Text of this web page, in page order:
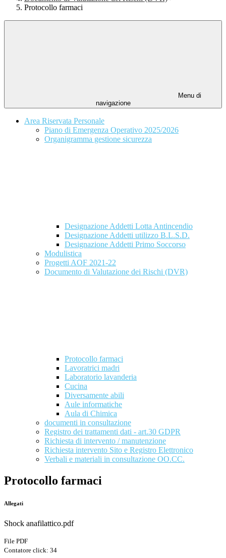
Protocollo farmaci
Menu di
navigazione
Area Riservata Personale
Piano di Emergenza Operativo 2025/2026
Organigramma gestione sicurezza
Designazione Addetti Lotta Antincendio
Designazione Addetti utilizzo B.L.S.D.
Designazione Addetti Primo Soccorso
Modulistica
Progetti AOF 2021-22
Documento di Valutazione dei Rischi (DVR)
Protocollo farmaci
Lavoratrici madri
Laboratorio lavanderia
Cucina
Diversamente abili
Aule informatiche
Aula di Chimica
documenti in consultazione
Registro dei trattamenti dati - art.30 GDPR
Richiesta di intervento / manutenzione
Richiesta intervento Sito e Registro Elettronico
Verbali e materiali in consultazione OO.CC.
Protocollo farmaci
Allegati
Shock anafilattico.pdf
File PDF
Contatore click: 34